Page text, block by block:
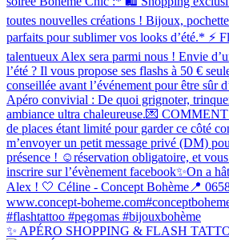
✨ APÉRO SHOPPING & FLASH